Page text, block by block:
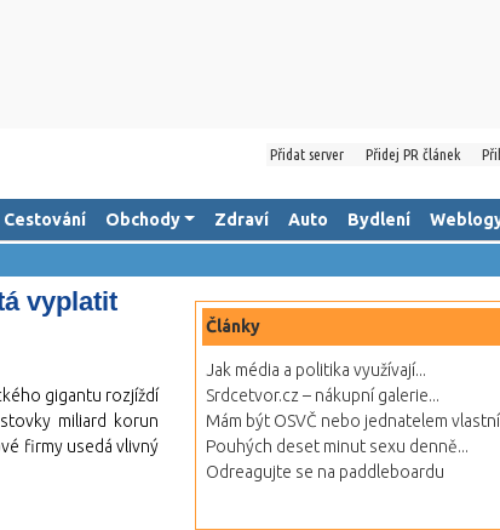
Přidat server Přidej PR článek
Cestování Obchody Zdraví Auto Bydlení
vyplatit
gigantu rozjíždí
miliard korun
firmy usedá vlivný
Články
Jak média a politika využívají...
Srdcetvor.cz – nákupní galerie...
Mám být OSVČ nebo jednatelem
Pouhých deset minut sexu denně...
Odreagujte se na paddleboardu